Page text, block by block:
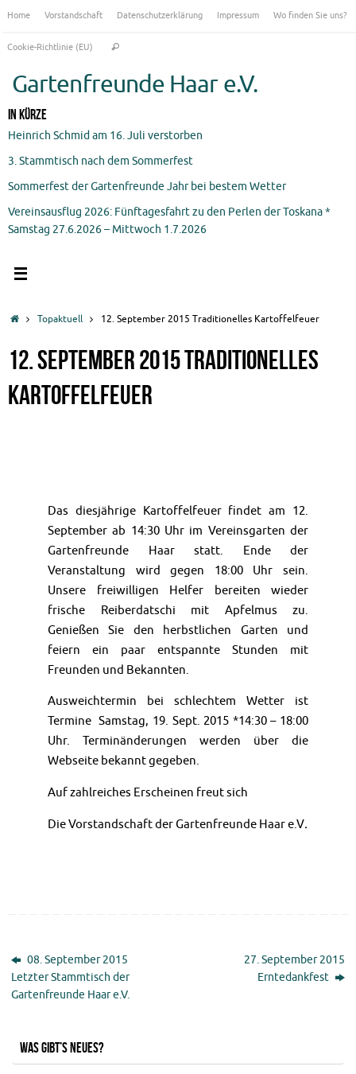
springen
Home Vorstandschaft Datenschutzerklärung Impressum Wo finden Sie uns?
Cookie-Richtlinie (EU) Suchen
Gartenfreunde Haar e.V.
In Kürze
Heinrich Schmid am 16. Juli verstorben
3. Stammtisch nach dem Sommerfest
Sommerfest der Gartenfreunde Jahr bei bestem Wetter
Vereinsausflug 2026: Fünftagesfahrt zu den Perlen der Toskana *
Samstag 27.6.2026 – Mittwoch 1.7.2026
StartTopaktuell 12. September 2015 Traditionelles Kartoffelfeuer
12. September 2015 Traditionelles
Kartoffelfeuer
Das diesjährige Kartoffelfeuer findet am 12.
September ab 14:30 Uhr im Vereinsgarten der
Gartenfreunde Haar statt. Ende der
Veranstaltung wird gegen 18:00 Uhr sein.
Unsere freiwilligen Helfer bereiten wieder
frische Reiberdatschi mit Apfelmus zu.
Genießen Sie den herbstlichen Garten und
feiern ein paar entspannte Stunden mit
Freunden und Bekannten.
Ausweichtermin bei schlechtem Wetter ist
Termine Samstag, 19. Sept. 2015 *14:30 – 18:00
Uhr. Terminänderungen werden über die
Webseite bekannt gegeben.
Auf zahlreiches Erscheinen freut sich
Die Vorstandschaft der Gartenfreunde Haar e.V.
08. September 2015
Letzter Stammtisch der
Gartenfreunde Haar e.V.
27. September 2015
Erntedankfest
Was gibt’s Neues?